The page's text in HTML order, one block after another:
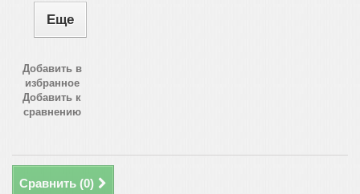
Еще
Добавить в
избранное
Добавить к
сравнению
Сравнить (0)